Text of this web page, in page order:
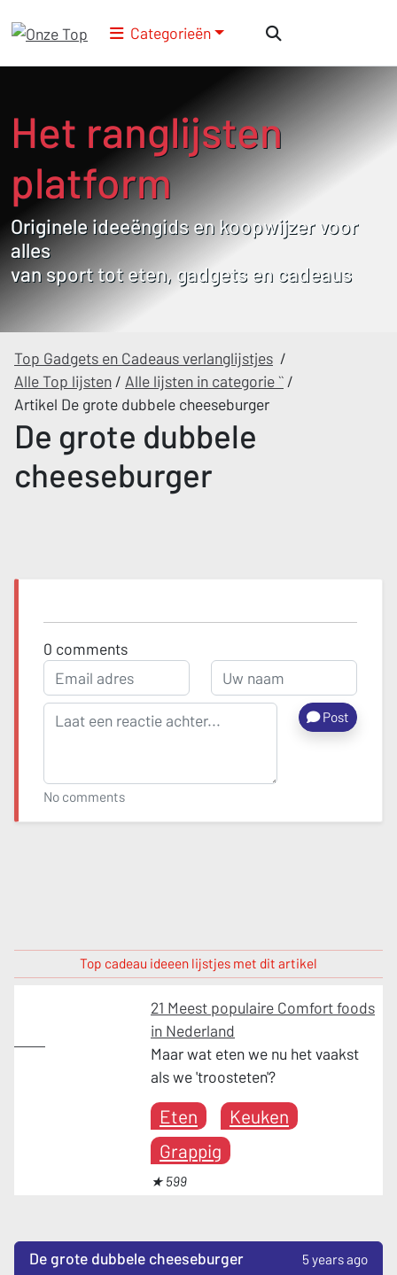
Categorieën
Het ranglijsten
platform
Originele ideeëngids en koopwijzer voor
alles
van sport tot eten, gadgets en cadeaus
Top Gadgets en Cadeaus verlanglijstjes /
Alle Top lijsten / Alle lijsten in categorie `` /
Artikel De grote dubbele cheeseburger
De grote dubbele
cheeseburger
0 comments
Post
No comments
Top cadeau ideeen lijstjes met dit artikel
21 Meest populaire Comfort foods
in Nederland
Maar wat eten we nu het vaakst
als we 'troosteten'?
Eten
Keuken
Grappig
★ 599
De grote dubbele cheeseburger
5 years ago